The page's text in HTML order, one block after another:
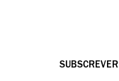
SUBSCREVER